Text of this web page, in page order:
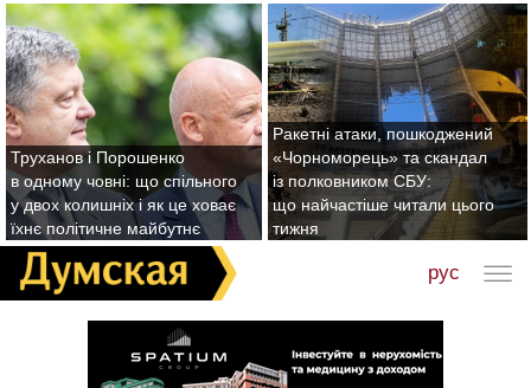
Труханов і Порошенко
в одному човні: що спільного
у двох колишніх і як це ховає
їхнє політичне майбутнє
Ракетні атаки, пошкоджений
«Чорноморець» та скандал
із полковником СБУ:
що найчастіше читали цього
тижня
рус